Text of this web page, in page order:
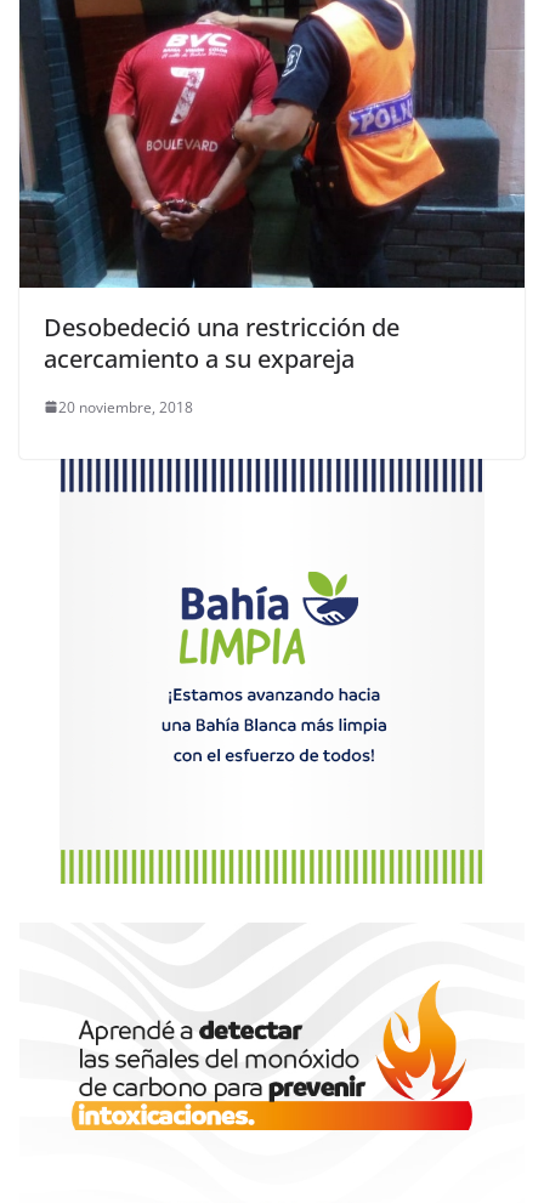
Desobedeció una restricción de
acercamiento a su expareja
20 noviembre, 2018